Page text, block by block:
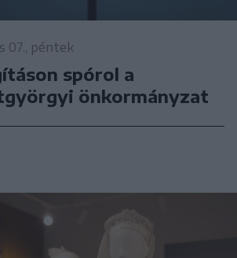
07., péntek
spórol a
önkormányzat